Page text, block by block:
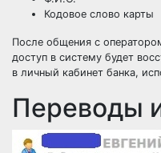
Кодовое слово карты
После общения с
доступ в систему будет
в личный кабинет банка,
Переводы